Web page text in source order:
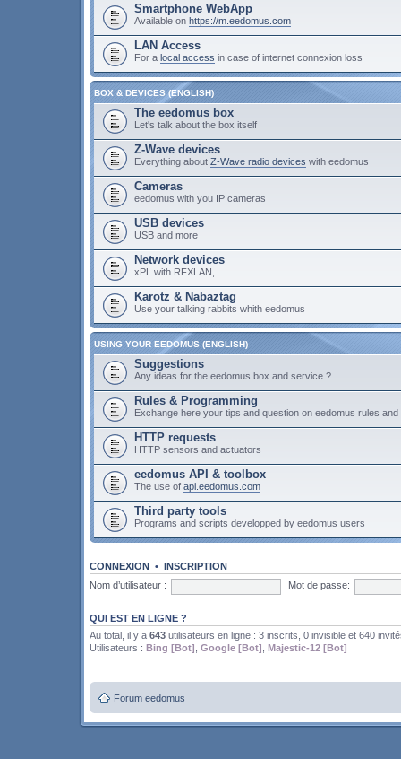
Smartphone WebApp
Available on https://m.eedomus.com
LAN Access
For a local access in case of internet connexion loss
BOX & DEVICES (ENGLISH)
The eedomus box
Let's talk about the box itself
Z-Wave devices
Everything about Z-Wave radio devices with eedomus
Cameras
eedomus with you IP cameras
USB devices
USB and more
Network devices
xPL with RFXLAN, ...
Karotz & Nabaztag
Use your talking rabbits whith eedomus
USING YOUR EEDOMUS (ENGLISH)
Suggestions
Any ideas for the eedomus box and service ?
Rules & Programming
Exchange here your tips and question on eedomus rules and
HTTP requests
HTTP sensors and actuators
eedomus API & toolbox
The use of api.eedomus.com
Third party tools
Programs and scripts developped by eedomus users
CONNEXION • INSCRIPTION
Nom d’utilisateur :
Mot de passe:
QUI EST EN LIGNE ?
Au total, il y a 643 utilisateurs en ligne : 3 inscrits, 0 invisible et 640
Utilisateurs : Bing [Bot] Google [Bot] Majestic-12 [Bot]
Forum eedomus